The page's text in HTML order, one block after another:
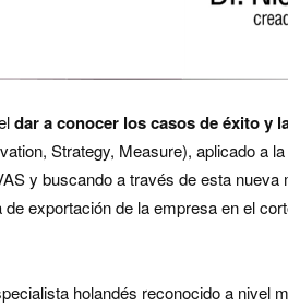
dar a conocer los casos de éxito y
Strategy, Measure), aplicado a
y buscando a través de esta nueva
de exportación de la empresa en el
holandés reconocido a nivel